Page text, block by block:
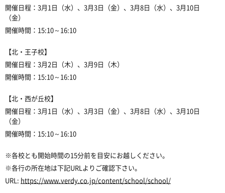
開催日程： 3月1 日（水）、 3月3日（金）、 3月8日（水）、 3月10日
（金）
開催時間： 15:10～ 16:10
【北・王子校】
開催日程： 3月2日（木）、 3月9日（木）
開催時間： 15:10～ 16:10
【北・西が丘校】
開催日程： 3月1 日（水）、 3月3日（金）、 3月8日（水）、 3月10日
（金）
開催時間： 15:10～ 16:10
※各校とも開始時間の15分前を目安にお越しください。
※各行の所在地は下記URL よりご確認下さい。
URL: https://www.verdy.co.jp/content/school/school/